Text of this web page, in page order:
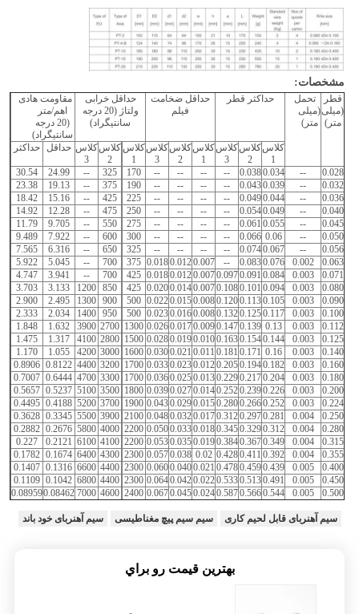
مشخصات:
قطر
(میلی
متر)
تحمل
(میلی
متر)
حداکثر قطر
حداقل ضخامت
فیلم
حداقل خرابی
ولتاژ (20 درجه
سانتیگراد)
مقاومت هادی
اهم/متر
(20 درجه
سانتیگراد)
کلاس
1
کلاس
2
کلاس
3
کلاس
1
کلاس
2
کلاس
3
کلاس
1
کلاس
2
کلاس
3
حداقل حداکثر
0.028
--
0.034
0.038
--
--
--
--
170
325
--
24.99
30.54
0.032
--
0.039
0.043
--
--
--
--
190
375
--
19.13
23.38
0.036
--
0.044
0.049
--
--
--
--
225
425
--
15.16
18.42
0.040
--
0.049
0.054
--
--
--
--
250
475
--
12.28
14.92
0.045
--
0.055
0.061
--
--
--
--
275
550
--
9.705
11.79
0.050
--
0.06
0.066
--
--
--
--
300
600
--
7.922
9.489
0.056
--
0.067
0.074
--
--
--
--
325
650
--
6.316
7.565
0.063
0.002
0.076
0.083
--
0.007
0.012
0.018
375
700
--
5.045
5.922
0.071
0.003
0.084
0.091
0.097
0.007
0.012
0.018
425
700
--
3.941
4.747
0.080
0.003
0.094
0.101
0.108
0.007
0.014
0.020
425
850
1200
3.133
3.703
0.090
0.003
0.105
0.113
0.120
0.008
0.015
0.022
500
900
1300
2.495
2.900
0.100
0.003
0.117
0.125
0.132
0.008
0.016
0.023
500
950
1400
2.034
2.333
0.112
0.003
0.13
0.139
0.147
0.009
0.017
0.026
1300
2700
3900
1.632
1.848
0.125
0.003
0.144
0.154
0.163
0.010
0.019
0.028
1500
2800
4100
1.317
1.475
0.140
0.003
0.16
0.171
0.181
0.011
0.021
0.030
1600
3000
4200
1.055
1.170
0.160
0.003
0.182
0.194
0.205
0.012
0.023
0.033
1700
3200
4400
0.8122
0.8906
0.180
0.003
0.204
0.217
0.229
0.013
0.025
0.036
1700
3300
4700
0.6444
0.7007
0.200
0.003
0.226
0.239
0.252
0.014
0.027
0.039
1800
3500
5100
0.5237
0.5657
0.224
0.003
0.252
0.266
0.280
0.015
0.029
0.043
1900
3700
5200
0.4188
0.4495
0.250
0.004
0.281
0.297
0.312
0.017
0.032
0.048
2100
3900
5500
0.3345
0.3628
0.280
0.004
0.312
0.329
0.345
0.018
0.033
0.050
2200
4000
5800
0.2676
0.2882
0.315
0.004
0.349
0.367
0.384
0.019
0.035
0.053
2200
4100
6100
0.2121
0.227
0.355
0.004
0.392
0.411
0.428
0.02
0.038
0.057
2300
4300
6400
0.1674
0.1782
0.400
0.005
0.439
0.459
0.478
0.021
0.040
0.060
2300
4400
6600
0.1316
0.1407
0.450
0.005
0.491
0.513
0.533
0.022
0.042
0.064
2300
4400
6800
0.1042
0.1109
0.500
0.005
0.544
0.566
0.587
0.024
0.045
0.067
2400
4600
7000
0.08462
0.08959
سیم آهنربای قابل لحیم کاری سیم سیم پیچ مغناطیسی سیم آهنربای خود باند
بهترين قيمت رو براي